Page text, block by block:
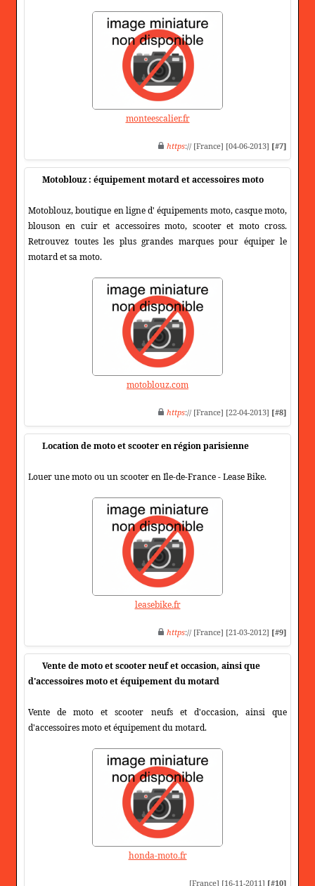
monteescalier.fr
https:// [France] [04-06-2013] [#7]
Motoblouz : équipement motard et accessoires moto
Motoblouz, boutique en ligne d' équipements moto, casque moto,
blouson en cuir et accessoires moto, scooter et moto cross.
Retrouvez toutes les plus grandes marques pour équiper le
motard et sa moto.
motoblouz.com
https:// [France] [22-04-2013] [#8]
Location de moto et scooter en région parisienne
Louer une moto ou un scooter en Ile-de-France - Lease Bike.
leasebike.fr
https:// [France] [21-03-2012] [#9]
Vente de moto et scooter neuf et occasion, ainsi que
d'accessoires moto et équipement du motard
Vente de moto et scooter neufs et d'occasion, ainsi que
d'accessoires moto et équipement du motard.
honda-moto.fr
[France] [16-11-2011] [#10]